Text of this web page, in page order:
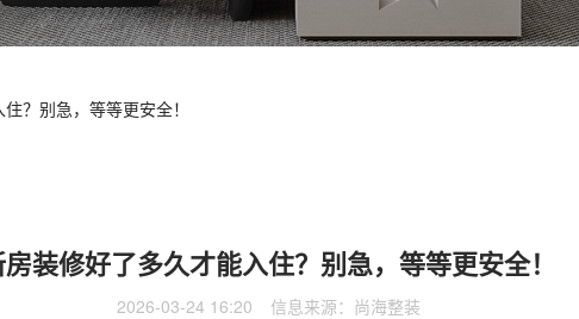
？别急，等等更安全！
装修好了多久才能入住？别急，等等更安全！
2026-03-24 16:20 信息来源：尚海整装